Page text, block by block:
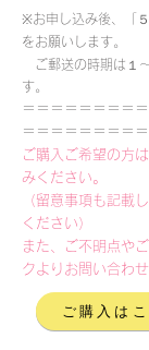
※お申し込み後、「
をお願いします。
ご郵送の時期は１
す。
＝＝＝＝＝＝＝＝
＝＝＝＝＝＝＝＝
ご購入ご希望の方
みください。
（留意事項も記載
ください）
また、ご不明点や
クよりお問い合わせ
ご購入は